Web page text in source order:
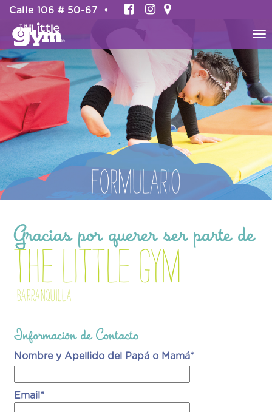
Calle 106 # 50-67 •
Gracias por querer ser parte de
The Little Gym
Barranquilla
Información de Contacto
Nombre y Apellido del Papá o Mamá*
Email*